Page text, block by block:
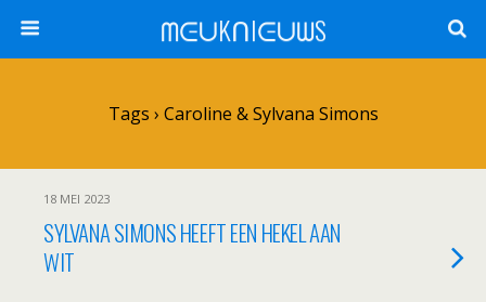
ᗰᕮᑌKᑎIᕮᑌᗯS
Tags › Caroline & Sylvana Simons
18 MEI 2023
SYLVANA SIMONS HEEFT EEN HEKEL AAN
WIT